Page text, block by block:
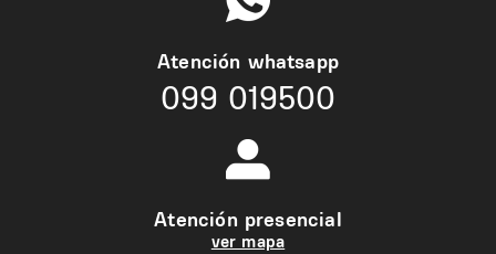
Atención whatsapp
099 019500
Atención presencial
ver mapa